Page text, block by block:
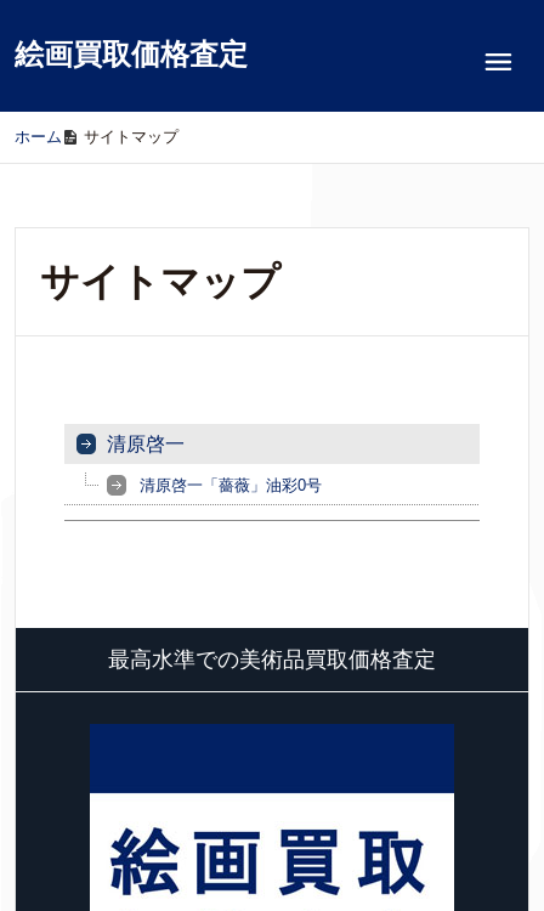
絵画買取価格査定
ホーム / サイトマップ
サイトマップ
清原啓一
清原啓一「薔薇」油彩0号
最高水準での美術品買取価格査定